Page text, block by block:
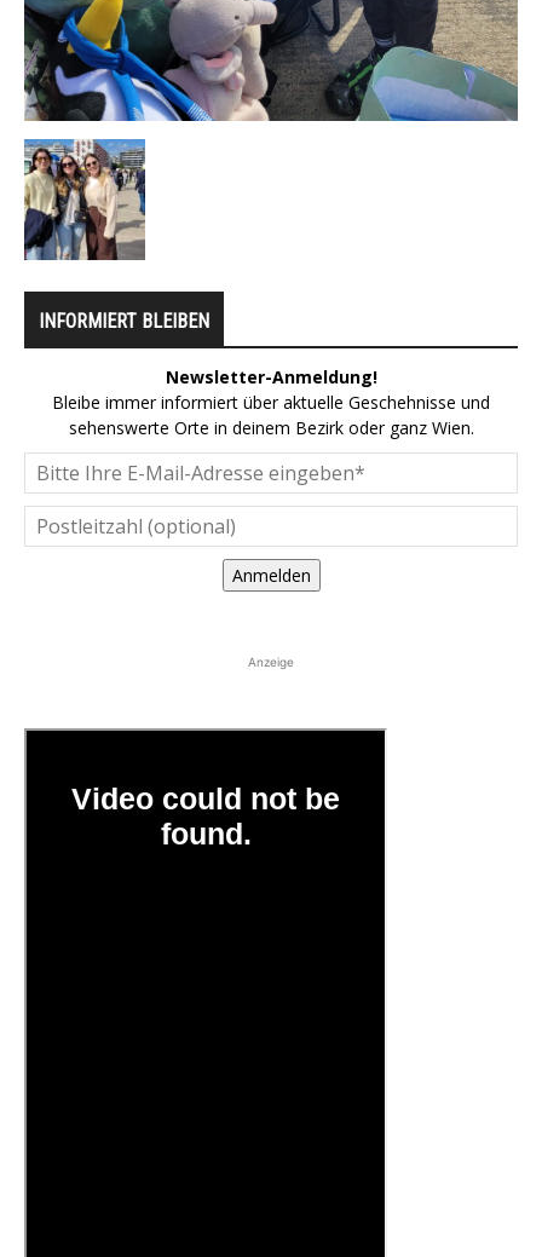
INFORMIERT BLEIBEN
Newsletter-Anmeldung!
Bleibe immer informiert über aktuelle Geschehnisse und
sehenswerte Orte in deinem Bezirk oder ganz Wien.
Anmelden
Anzeige